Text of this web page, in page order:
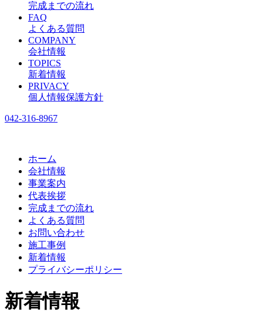
完成までの流れ
FAQ
よくある質問
COMPANY
会社情報
TOPICS
新着情報
PRIVACY
個人情報保護方針
042-316-8967
ホーム
会社情報
事業案内
代表挨拶
完成までの流れ
よくある質問
お問い合わせ
施工事例
新着情報
プライバシーポリシー
新着情報